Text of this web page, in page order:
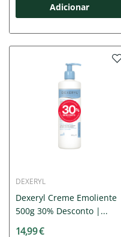
Adicionar
DEXERYL
Dexeryl Creme Emoliente
500g 30% Desconto |...
14,99 €